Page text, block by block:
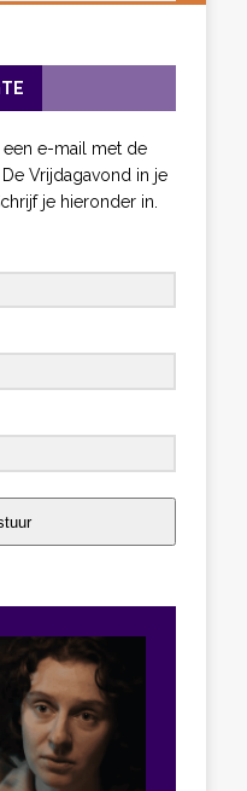
e-mail met de
Vrijdagavond in je
je hieronder in.